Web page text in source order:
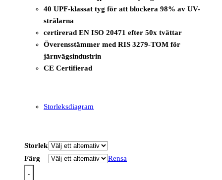
40 UPF-klassat tyg för att blockera 98% av UV-
strålarna
certirerad EN ISO 20471 efter 50x tvättar
Överensstämmer med RIS 3279-TOM för
järnvägsindustrin
CE Certifierad
Storleksdiagram
Storlek
Färg
Rensa
-